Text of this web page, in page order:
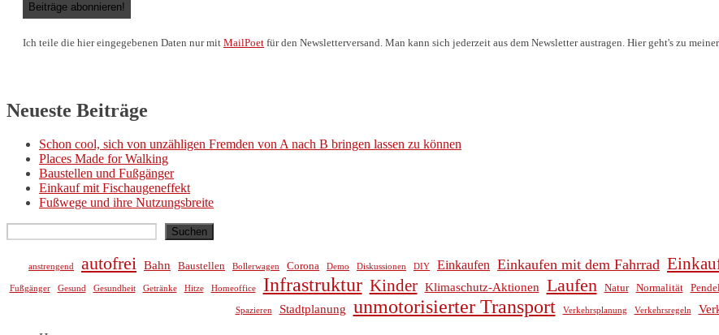
Ich teile die hier eingegebenen Daten nur mit MailPoet für den Newsletterversand. Man kann sich jederzeit aus dem Newsletter austragen. Hier geht's zu meiner
Neueste Beiträge
Schon cool, sich von unzähligen Fremden von A nach B bringen lassen zu können
Places Made for Walking
Baustellen und Fußgänger
Einkauf mit Fischaugeneffekt
Fußwege und ihre Nutzungsbreite
Suchen
Suchen
anstrengend autofrei Bahn Baustellen Bollerwagen Corona Demo Diskussionen DIY Einkaufen Einkaufen mit dem Fahrrad
Fußgänger Gesund Gesundheit Getränke Hitze Homeoffice Infrastruktur Kinder Klimaschutz-Aktionen Laufen Natur Normalität
Spazieren Stadtplanung unmotorisierter Transport Verkehrsplanung Verkehrsregeln